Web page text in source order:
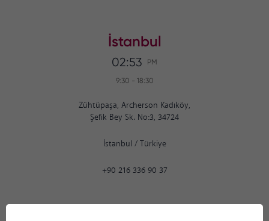
İstanbul
02:53 PM
9:30 - 18:30
Zühtüpaşa, Archerson Kadıköy,
Şefik Bey Sk. No:3, 34724
İstanbul / Türkiye
+90 216 336 90 37